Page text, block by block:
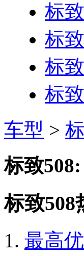
标
标
标
标
车型 >
标致508:
标致508
最高